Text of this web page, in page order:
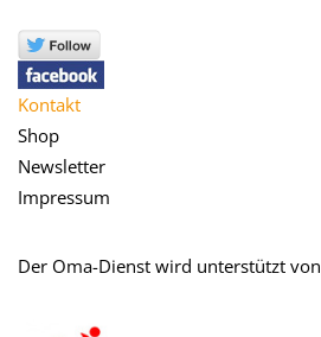
Kontakt
Shop
Newsletter
Impressum
Der Oma-Dienst wird unterstützt von